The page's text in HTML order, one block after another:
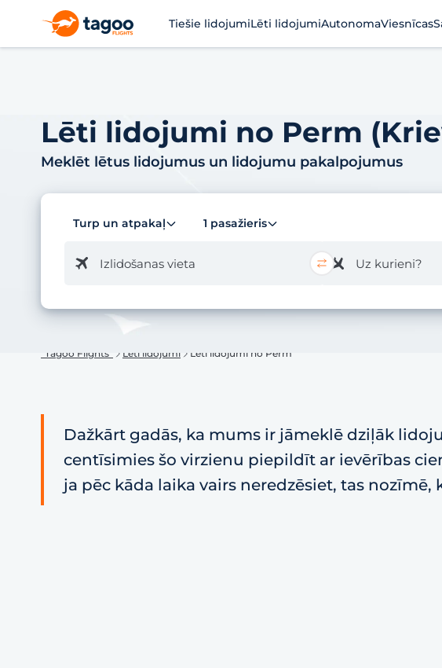
Tiešie lidojumiLēti lidojumiAutonomaViesnīcas
Lēti lidojumi no Perm
Meklēt lētus lidojumus un lidojumu pakalpojumus
Turp un atpakaļ 1 pasažieris
Izlidošanas vieta Uz kurieni?
"Tagoo Flights" Lēti lidojumi Lēti lidojumi no Perm
Dažkārt gadās, ka mums ir jāmeklē dziļāk
centīsimies šo virzienu piepildīt ar ievērības
ja pēc kāda laika vairs neredzēsiet, tas